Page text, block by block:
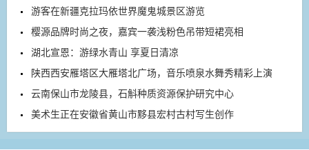
游客在新疆克拉玛依世界魔鬼城景区游览
樱源品牌时尚之夜，嘉宾一袭浅粉色吊带短裙亮相
湖北宣恩：游绿水青山 享夏日清凉
陕西西安雁塔区大雁塔北广场，音乐喷泉水舞秀精彩上演
云南保山市龙陵县，石斛种质资源保护研究中心
美术生正在安徽省黄山市黟县宏村古村写生创作